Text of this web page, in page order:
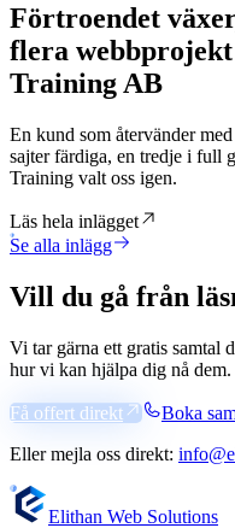
Förtroendet
flera
Training AB
En kund som återvänder
sajter färdiga, en tredje i full
Training valt oss igen.
Läs hela inlägget
Se alla inlägg
Vill du gå från
Vi tar gärna ett gratis samtal
hur vi kan hjälpa dig nå dem.
Få offert direkt
Boka
Eller mejla oss direkt:
Elithan Web Solutions